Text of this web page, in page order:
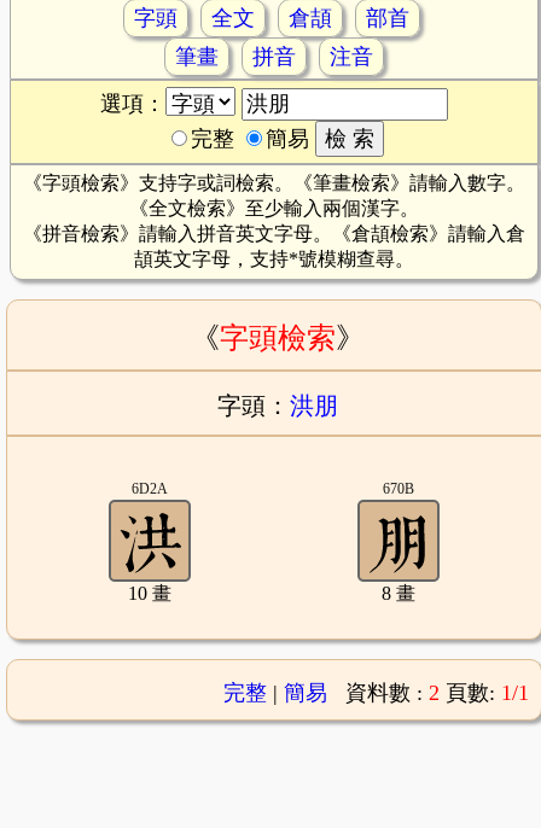
字頭 全文 倉頡
部首
筆畫
拼音
注音
選項：
完整
簡易
《字頭檢索》支持字或詞檢索。《筆畫檢索》請輸入數字。
《全文檢索》至少輸入兩個漢字。
《拼音檢索》請輸入拼音英文字母。《倉頡檢索》請輸入倉
頡英文字母，支持*號模糊查尋。
《字頭檢索》
字頭： 洪朋
6D2A
10 畫
670B
8 畫
完整| 簡易 資料數 : 2 頁數: 1/1